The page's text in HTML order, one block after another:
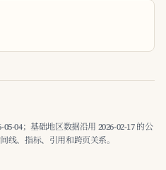
04；基础地区数据沿用 2026-02-17 的公
线、指标、引用和跨页关系。